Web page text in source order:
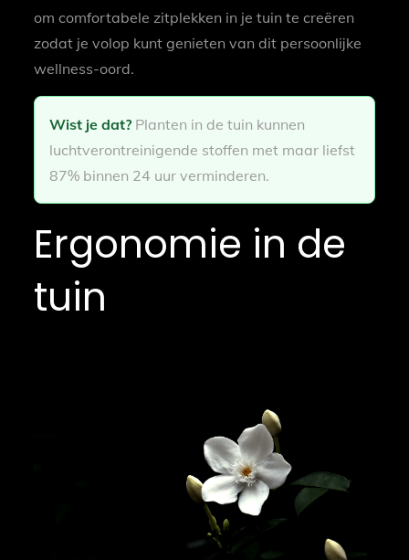
om comfortabele zitplekken in je tuin te creëren
zodat je volop kunt genieten van dit persoonlijke
wellness-oord.
Wist je dat?Planten in de tuin kunnen
luchtverontreinigende stoffen met maar liefst
87% binnen 24 uur verminderen.
Ergonomie in de
tuin